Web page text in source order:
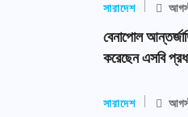
সারাদেশ
বেনাপোল
করেছেন এসবি
সারাদেশ